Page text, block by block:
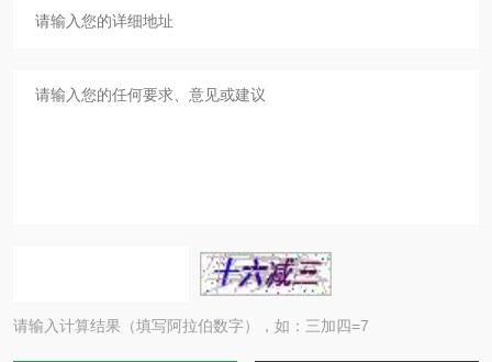
请输入计算结果（填写阿拉伯数字），如：三加四=7